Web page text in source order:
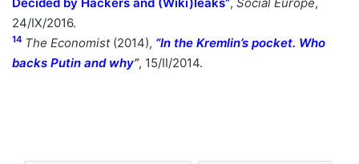
24/IX/2016.
14 The Economist(2014), “In the Kremlin’s pocket. Who
backs Putin and why”, 15/II/2014.